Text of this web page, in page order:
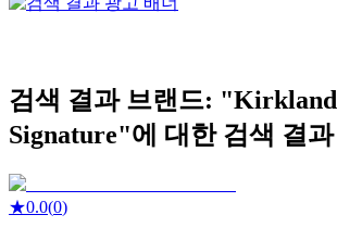
검색 결과브랜드: "Kirkland
Signature"에 대한 검색 결과
★0.0(0)